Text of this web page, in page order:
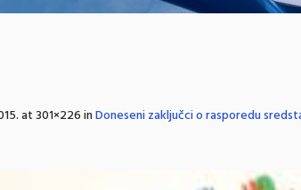
at 301×226 inDoneseni zaključci o rasporedu